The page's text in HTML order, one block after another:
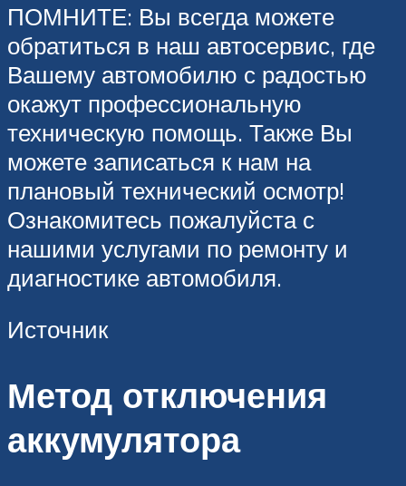
ПОМНИТЕ: Вы всегда можете
обратиться в наш автосервис, где
Вашему автомобилю с радостью
окажут профессиональную
техническую помощь. Также Вы
можете записаться к нам на
плановый технический осмотр!
Ознакомитесь пожалуйста с
нашими услугами по ремонту и
диагностике автомобиля.
Источник
Метод отключения
аккумулятора